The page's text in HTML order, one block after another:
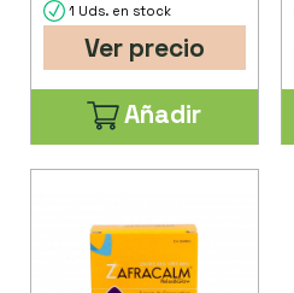
1 Uds. en stock
Ver precio
Añadir